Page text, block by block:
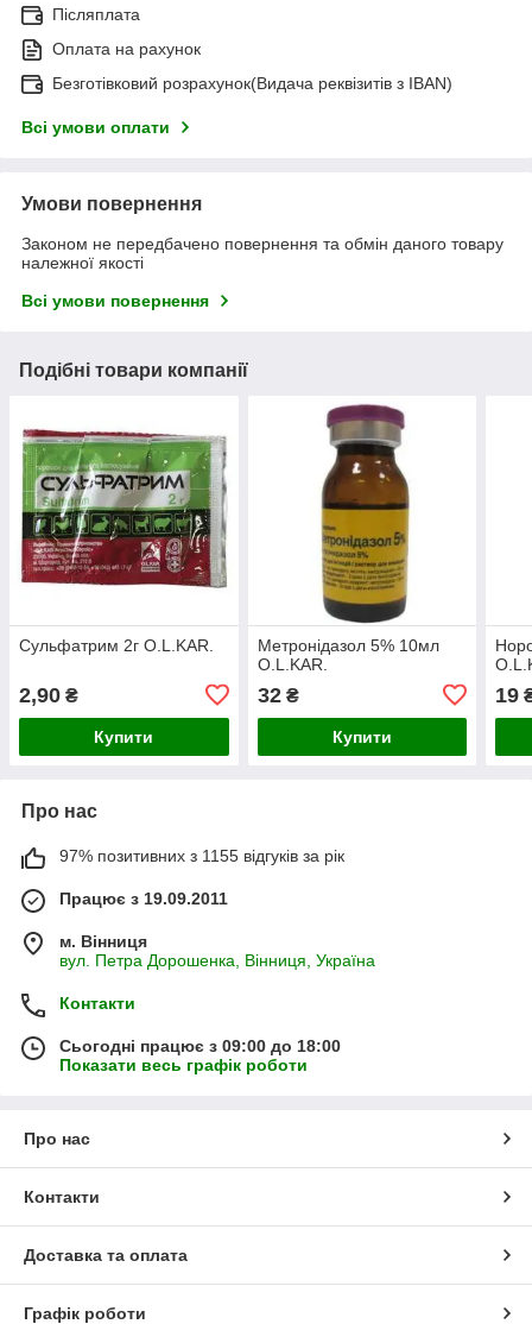
Післяплата
Оплата на рахунок
Безготівковий розрахунок(Видача реквізитів з IBAN)
Всі умови оплати
Умови повернення
Законом не передбачено повернення та обмін даного товару
належної якості
Всі умови повернення
Подібні товари компанії
Сульфатрим 2г O.L.KAR.
2,90 ₴
Купити
Метронідазол 5% 10мл
O.L.KAR.
32₴
Купити
19
Про нас
97% позитивних з 1155 відгуків за рік
Працює з 19.09.2011
м. Вінниця
вул. Петра Дорошенка, Вінниця, Україна
Контакти
Сьогодні працює з 09:00 до 18:00
Показати весь графік роботи
Про нас
Контакти
Доставка та оплата
Графік роботи